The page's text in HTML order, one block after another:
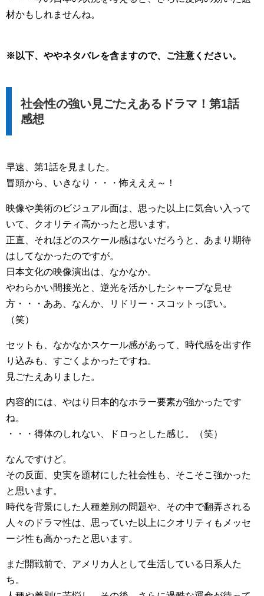
材かもしれませんね。
※以下、ややネタバレを含ますので、ご注意ください。
社会性の強い見ごたえあるドラマ！第1話
感想
早速、第1話を見ました。
冒頭から、いきなり・・・怖えええ～！
映像や美術のビジュアル面は、思った以上に気合い入って
いて、クオリティ高かったと思います。
正直、それほどのスケール感はないだろうと、あまり期待
はしてなかったのですが。
日本文化の映像演出は、なかなか。
やわらかい間接光と、逆光を活かしたシャープな見せ
方・・・ああ、なんか、リドリー・スコットっぽい。
（笑）
セットも、なかなかスケール感があって、時代感を出す作
り込みも、すごくよかったですね。
見ごたえありました。
内容的には、やはり日本的なホラー要素が強かったです
ね。
・・・得体のしれない、ドロっとした感じ。（笑）
なんですけど。
その反面、史実を題材にした社会性も、そこそこ強かった
と思います。
時代を背景にした人種差別の問題や、その中で翻弄される
人々のドラマ性は、思っていた以上にクオリティもメッセ
ージ性も高かったと思います。
まだ開戦前で、アメリカ人として生活している日系人た
ち。